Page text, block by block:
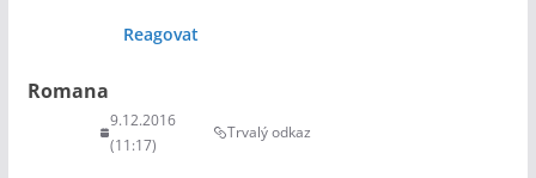
Reagovat
Romana
9.12.2016
(11:17)
Trvalý odkaz